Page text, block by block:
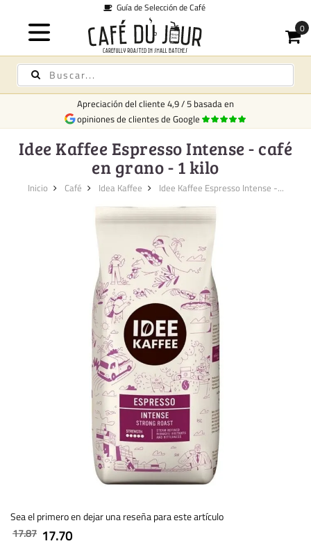
Apreciación del cliente 4,9/5 basada en
opiniones de clientes de Google
Idee Kaffee Espresso Intense - café
en grano - 1 kilo
Inicio Café Idea Kaffee Idee Kaffee Espresso Intense -...
Sea el primero en dejar una reseña para este artículo
17.87 17.70